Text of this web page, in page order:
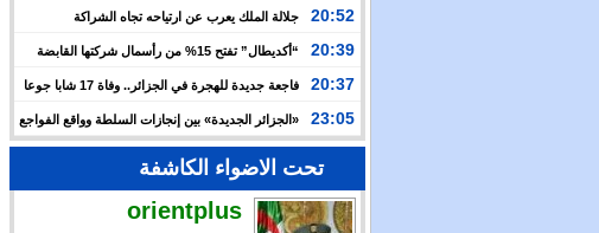
وسط صمت رسمي وإعلامي
20:52
جلالة الملك يعرب عن ارتياحه تجاه الشراكة
الاستراتيجية بين المغرب والكوت ديفوار
20:39
“أكديطال” تفتح 15% من رأسمال شركتها القابضة
الدولية لـ”العربية للاستثمار” لتسريع توسعها في السعودية
20:37
فاجعة جديدة للهجرة في الجزائر.. وفاة 17 شابا جوعا
وعطشا بعد أسبوعين من التيه قرب سواحل إسبانيا
23:05
«الجزائر الجديدة» بين إنجازات السلطة وواقع الفواجع
والتضييق
تحت الاضواء الكاشفة
orientplus